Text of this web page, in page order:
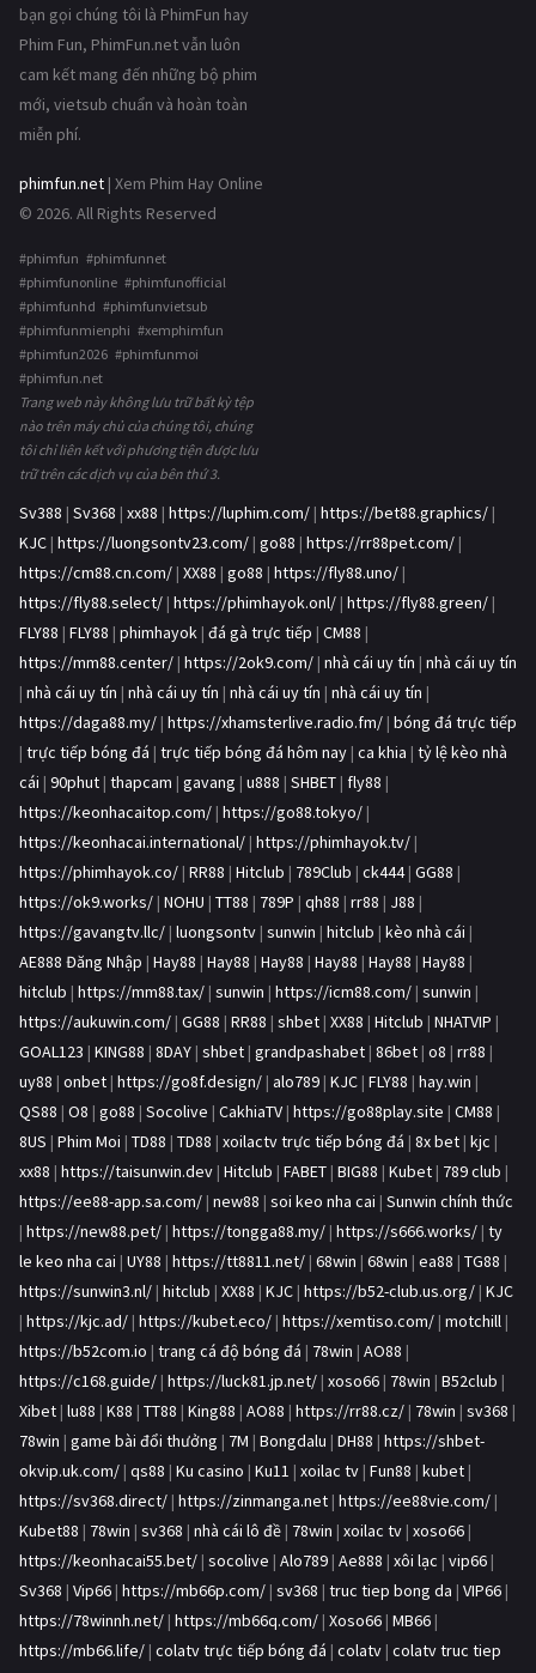
bạn gọi chúng tôi là PhimFun hay
Phim Fun, PhimFun.net vẫn luôn
cam kết mang đến những bộ phim
mới, vietsub chuẩn và hoàn toàn
miễn phí.
phimfun.net | Xem Phim Hay Online
© 2026. All Rights Reserved
#phimfun #phimfunnet
#phimfunonline #phimfunofficial
#phimfunhd #phimfunvietsub
#phimfunmienphi #xemphimfun
#phimfun2026 #phimfunmoi
#phimfun.net
Trang web này không lưu trữ bất kỳ tệp
nào trên máy chủ của chúng tôi, chúng
tôi chỉ liên kết với phương tiện được lưu
trữ trên các dịch vụ của bên thứ 3.
Sv388 | Sv368 | xx88 | https://luphim.com/ | https://bet88.graphics/ |
KJC | https://luongsontv23.com/ | go88 | https://rr88pet.com/ |
https://cm88.cn.com/ | XX88 | go88 | https://fly88.uno/ |
https://fly88.select/ | https://phimhayok.onl/ | https://fly88.green/ |
FLY88 | FLY88 | phimhayok | đá gà trực tiếp | CM88 |
https://mm88.center/ | https://2ok9.com/ | nhà cái uy tín | nhà cái uy tín
| nhà cái uy tín | nhà cái uy tín | nhà cái uy tín | nhà cái uy tín |
https://daga88.my/ | https://xhamsterlive.radio.fm/ | bóng đá trực tiếp
| trực tiếp bóng đá | trực tiếp bóng đá hôm nay | ca khia | tỷ lệ kèo nhà
cái | 90phut | thapcam | gavang | u888 | SHBET | fly88 |
https://keonhacaitop.com/ | https://go88.tokyo/ |
https://keonhacai.international/ | https://phimhayok.tv/ |
https://phimhayok.co/ | RR88 | Hitclub | 789Club | ck444| GG88 |
https://ok9.works/ | NOHU | TT88 | 789P | qh88 | rr88 | J88 |
https://gavangtv.llc/ | luongsontv | sunwin | hitclub | kèo nhà cái |
AE888 Đăng Nhập | Hay88 | Hay88 | Hay88 | Hay88 | Hay88 | Hay88 |
hitclub | https://mm88.tax/ | sunwin | https://icm88.com/ | sunwin |
https://aukuwin.com/ | GG88 | RR88 | shbet | XX88 | Hitclub | NHATVIP |
GOAL123 | KING88 | 8DAY | shbet | grandpashabet | 86bet | o8 | rr88 |
uy88 | onbet | https://go8f.design/ | alo789 | KJC | FLY88 | hay.win |
QS88 | O8 | go88 | Socolive | CakhiaTV | https://go88play.site | CM88 |
8US | Phim Moi | TD88 | TD88 | xoilactv trực tiếp bóng đá | 8x bet | kjc |
xx88 | https://taisunwin.dev | Hitclub | FABET | BIG88 | Kubet | 789 club |
https://ee88-app.sa.com/ | new88 | soi keo nha cai | Sunwin chính thức
| https://new88.pet/ | https://tongga88.my/ | https://s666.works/ | ty
le keo nha cai | UY88 | https://tt8811.net/ | 68win | 68win | ea88 | TG88 |
https://sunwin3.nl/ | hitclub | XX88 | KJC | https://b52-club.us.org/ | KJC
| https://kjc.ad/ | https://kubet.eco/ | https://xemtiso.com/ | motchill |
https://b52com.io | trang cá độ bóng đá | 78win | AO88 |
https://c168.guide/ | https://luck81.jp.net/ | xoso66 | 78win | B52club |
Xibet | lu88 | K88 | TT88 | King88 | AO88 | https://rr88.cz/ | 78win | sv368 |
78win | game bài đổi thưởng | 7M | Bongdalu | DH88 | https://shbet-
okvip.uk.com/ | qs88 | Ku casino | Ku11 | xoilac tv | Fun88 | kubet |
https://sv368.direct/ | https://zinmanga.net | https://ee88vie.com/ |
Kubet88 | 78win | sv368 | nhà cái lô đề | 78win | xoilac tv | xoso66 |
https://keonhacai55.bet/ | socolive | Alo789 | Ae888 | xôi lạc | vip66 |
Sv368 | Vip66 | https://mb66p.com/ | sv368 | truc tiep bong da | VIP66 |
https://78winnh.net/ | https://mb66q.com/ | Xoso66 | MB66 |
https://mb66.life/ | colatv trực tiếp bóng đá | colatv | colatv truc tiep